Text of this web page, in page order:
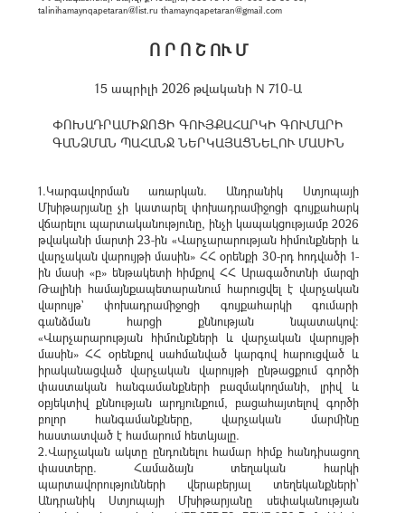
talinihamaynqapetaran@list.ru thamaynqapetaran@gmail.com
Ո Ր Ո Շ ՈՒ Մ
15 ապրիլի 2026 թվականի N 710-Ա
ՓՈԽԱԴՐԱՄԻՋՈՑԻ ԳՈՒՅՔԱՀԱՐԿԻ ԳՈՒՄԱՐԻ
ԳԱՆՁՄԱՆ ՊԱՀԱՆՋ ՆԵՐԿԱՅԱՑՆԵԼՈՒ ՄԱՍԻՆ
1.Կարգավորման առարկան. Անդրանիկ Ստյոպայի
Մխիթարյանը չի կատարել փոխադրամիջոցի գույքահարկ
վճարելու պարտականությունը, ինչի կապակցությամբ 2026
թվականի մարտի 23-ին «Վարչարարության հիմունքների և
վարչական վարույթի մասին» ՀՀ օրենքի 30-րդ հոդվածի 1-
ին մասի «բ» ենթակետի հիմքով ՀՀ Արագածոտնի մարզի
Թալինի համայնքապետարանում հարուցվել է վարչական
վարույթ` փոխադրամիջոցի գույքահարկի գումարի
գանձման հարցի քննության նպատակով:
«Վարչարարության հիմունքների և վարչական վարույթի
մասին» ՀՀ օրենքով սահմանված կարգով հարուցված և
իրականացված վարչական վարույթի ընթացքում գործի
փաստական հանգամանքների բազմակողմանի, լրիվ և
օբյեկտիվ քննության արդյունքում, բացահայտելով գործի
բոլոր հանգամանքները, վարչական մարմինը
հաստատված է համարում հետևյալը.
2.Վարչական ակտը ընդունելու համար հիմք հանդիսացող
փաստերը. Համաձայն տեղական հարկի
պարտավորությունների վերաբերյալ տեղեկանքների՝
Անդրանիկ Ստյոպայի Մխիթարյանը սեփականության